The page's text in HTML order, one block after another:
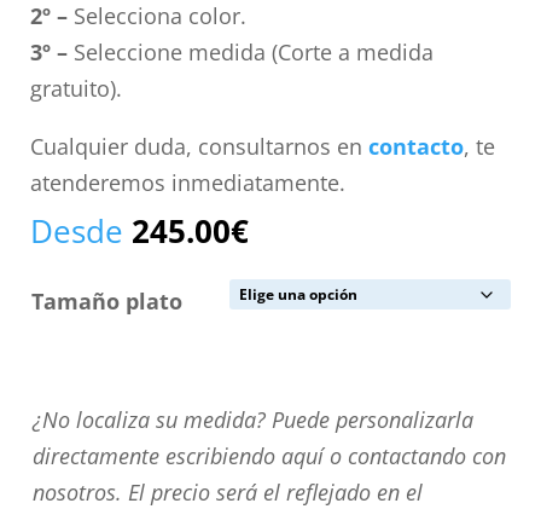
2º –Selecciona color.
3º –Seleccione medida (Corte a medida
gratuito).
Cualquier duda, consultarnos en contacto, te
atenderemos inmediatamente.
Desde 245.00€
Tamaño plato
¿No
localiza
su
¿No localiza su medida? Puede personalizarla
directamente escribiendo aquí o contactando con
nosotros. El precio será el reflejado en el